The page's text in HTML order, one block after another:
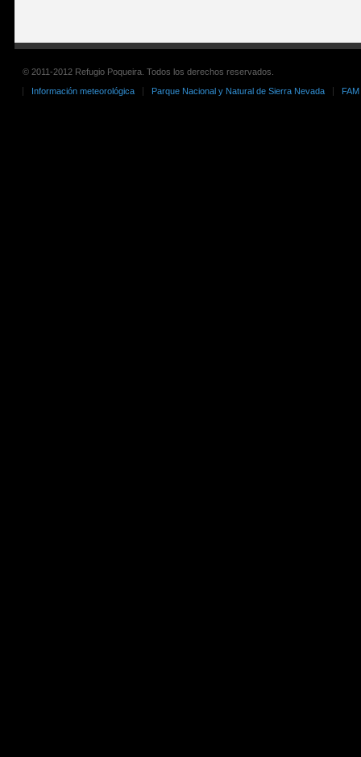
© 2011-2012 Refugio Poqueira. Todos los derechos reservados.
Información meteorológica
Parque Nacional y Natural de Sierra Nevada FAM